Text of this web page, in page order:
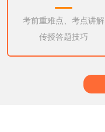
考前重难点、考点讲解
传授答题技巧